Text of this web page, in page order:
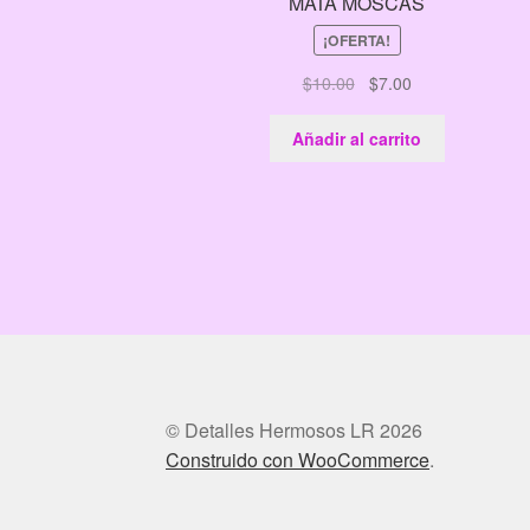
¡OFERTA!
$10.00
El
original
era:
$7.00
actual
es:
Añadir al carrito
© Detalles Hermosos LR 2026
Construido con WooCommerce.